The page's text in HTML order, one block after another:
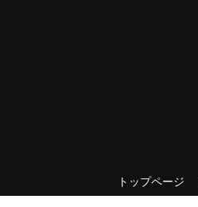
トップページ